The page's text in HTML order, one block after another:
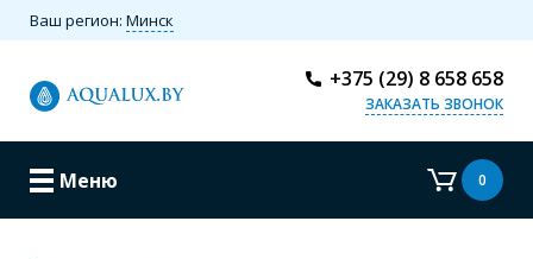
Ваш регион: Минск
+375 (29) 8 658 658
ЗАКАЗАТЬ ЗВОНОК
Меню 0